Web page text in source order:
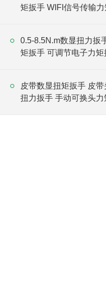
矩扳手 WIFI信号传输力
0.5-8.5N.m数显扭力扳
矩扳手 可调节电子力矩
皮带数显扭矩扳手 皮
扭力扳手 手动可换头力